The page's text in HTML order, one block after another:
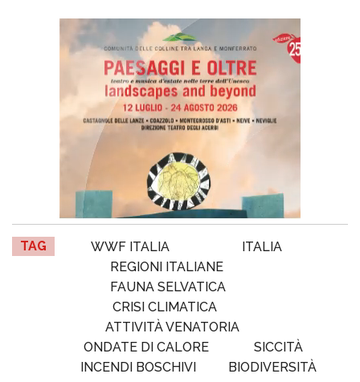
TAG WWF ITALIA
ITALIA
REGIONI ITALIANE
FAUNA SELVATICA
CRISI CLIMATICA
ATTIVITÀ VENATORIA
ONDATE DI CALORE
SICCITÀ
INCENDI BOSCHIVI
BIODIVERSITÀ